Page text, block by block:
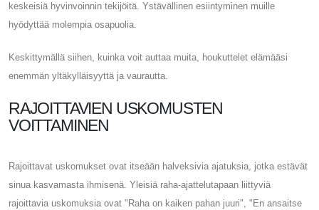
keskeisiä hyvinvoinnin tekijöitä. Ystävällinen esiintyminen muille
hyödyttää molempia osapuolia.
Keskittymällä siihen, kuinka voit auttaa muita, houkuttelet elämääsi
enemmän yltäkylläisyyttä ja vaurautta.
RAJOITTAVIEN USKOMUSTEN
VOITTAMINEN
Rajoittavat uskomukset ovat itseään halveksivia ajatuksia, jotka estävät
sinua kasvamasta ihmisenä. Yleisiä raha-ajattelutapaan liittyviä
rajoittavia uskomuksia ovat "Raha on kaiken pahan juuri", "En ansaitse